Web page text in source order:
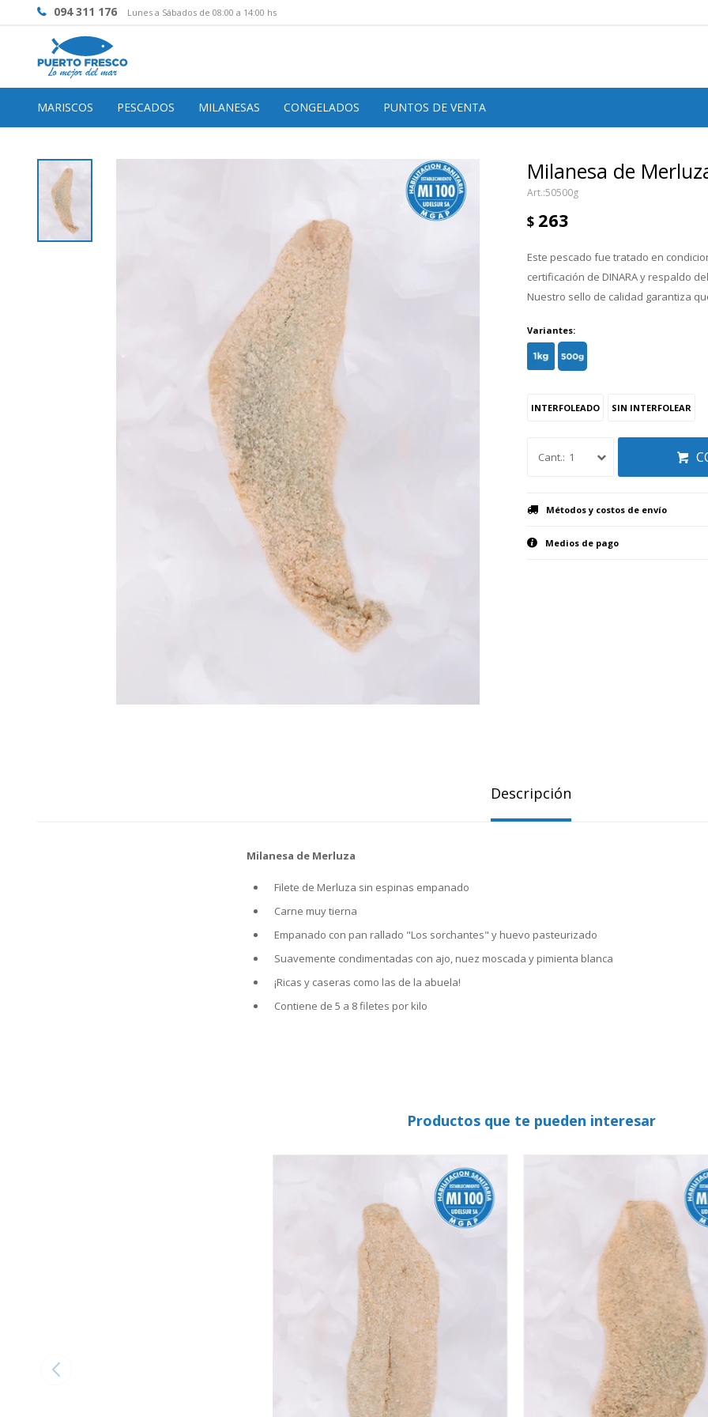
MARISCOS PESCADOS MILANESAS CONGELADOS PUNTOS DE VENTA
094 311 176 Lunes a Sábados de 08:00 a 14:00 hs
Milanesa de
50500g
$ 263
Este pescado fue tratado en
certificación de DINARA y respaldo
Nuestro sello de calidad garantiza
Variantes:
INTERFOLEADO SIN INTERFOLEAR
1
Métodos y costos de envío
Medios de pago
Descripción
Milanesa de Merluza
Filete de Merluza sin espinas empanado
Carne muy tierna
Empanado con pan rallado "Los sorchantes" y huevo pasteurizado
Suavemente condimentadas con ajo, nuez moscada y pimienta blanca
¡Ricas y caseras como las de la abuela!
Contiene de 5 a 8 filetes por kilo
Productos que te pueden interesar